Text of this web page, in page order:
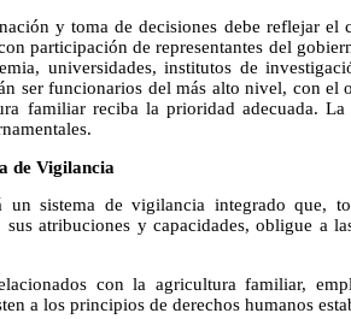
y toma de decisiones debe reflejar el
participación de representantes del
universidades, institutos de
ser funcionarios del más alto nivel, con el
familiar reciba la prioridad adecuada.
de Vigilancia
un sistema de vigilancia integrado que,
sus atribuciones y capacidades, obligue a
con la agricultura familiar,
a los principios de derechos humanos